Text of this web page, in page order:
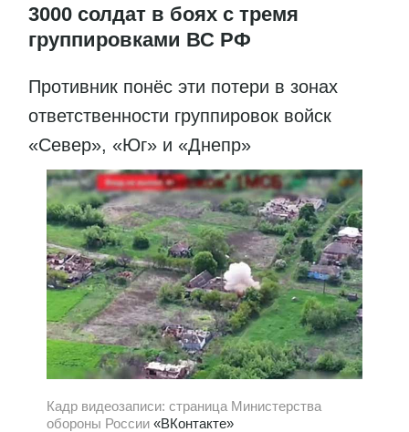
3000 солдат в боях с тремя
группировками ВС РФ
Противник понёс эти потери в зонах
ответственности группировок войск
«Север», «Юг» и «Днепр»
Кадр видеозаписи: страница Министерства
обороны России «ВКонтакте»